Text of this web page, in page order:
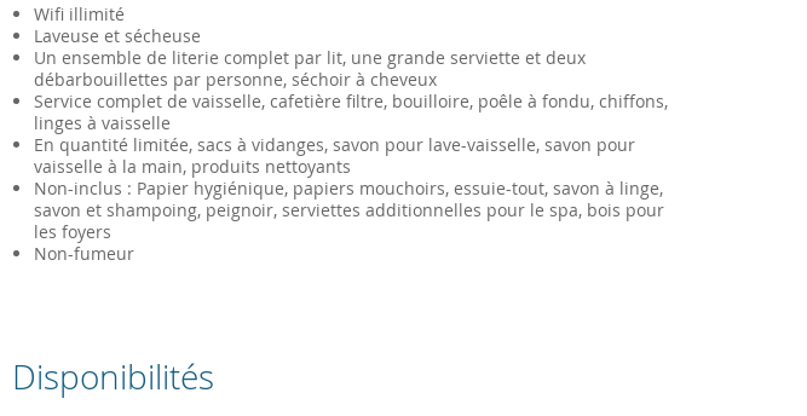
Wifi illimité
Laveuse et sécheuse
Un ensemble de literie complet par lit, une grande serviette et deux
débarbouillettes par personne, séchoir à cheveux
Service complet de vaisselle, cafetière filtre, bouilloire, poêle à fondu, chiffons,
linges à vaisselle
En quantité limitée, sacs à vidanges, savon pour lave-vaisselle, savon pour
vaisselle à la main, produits nettoyants
Non-inclus : Papier hygiénique, papiers mouchoirs, essuie-tout, savon à linge,
savon et shampoing, peignoir, serviettes additionnelles pour le spa, bois pour
les foyers
Non-fumeur
Disponibilités